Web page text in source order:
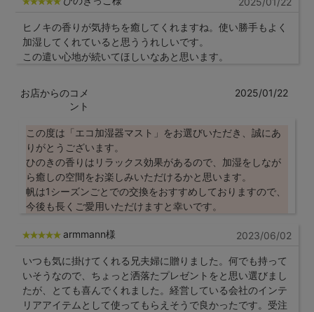
ヒノキの香りが気持ちを癒してくれますね。使い勝手もよく
加湿してくれていると思ううれしいです。
この遣い心地が続いてほしいなあと思います。
お店からのコメ
ント
2025/01/22
この度は「エコ加湿器マスト」をお選びいただき、誠にあ
りがとうございます。
ひのきの香りはリラックス効果があるので、加湿をしなが
ら癒しの空間をお楽しみいただけるかと思います。
帆は1シーズンごとでの交換をおすすめしておりますので、
今後も長くご愛用いただけますと幸いです。
armmann様 2023/06/02
いつも気に掛けてくれる兄夫婦に贈りました。何でも持って
いそうなので、ちょっと洒落たプレゼントをと思い選びまし
たが、とても喜んでくれました。経営している会社のインテ
リアアイテムとして使ってもらえそうで良かったです。受注